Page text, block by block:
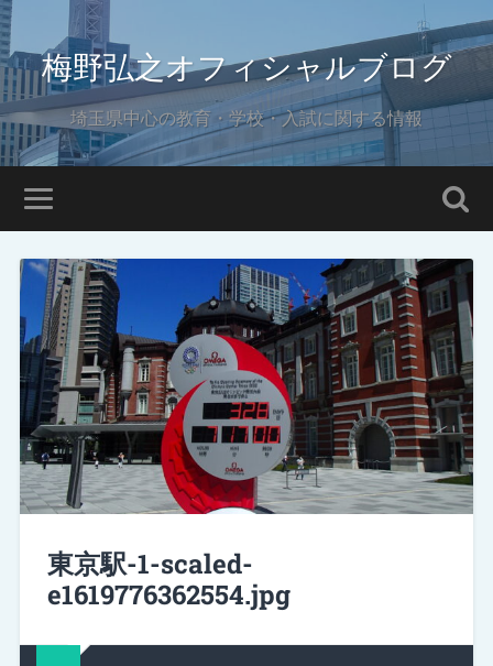
梅野弘之オフィシャルブログ
埼玉県中心の教育・学校・入試に関する情報
東京駅-1-scaled-
e1619776362554.jpg